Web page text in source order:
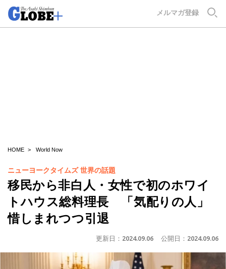
メルマガ登録
HOME World Now
ニューヨークタイムズ 世界の話題
移民から非白人・女性で初のホワイ
トハウス総料理長 「気配りの人」
惜しまれつつ引退
更新日： 2024.09.06 公開日： 2024.09.06